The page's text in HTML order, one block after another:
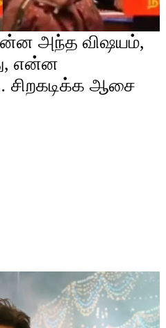
அந்த விஷயம்,
என்ன
சிறகடிக்க ஆசை